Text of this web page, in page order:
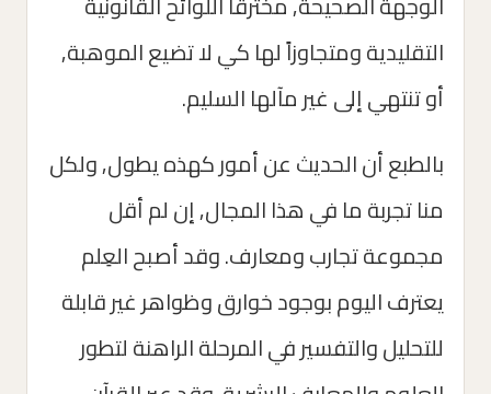
التقليدية ومتجاوزاً لها كي لا تضيع الموهبة,
أو تنتهي إلى غير مآلها السليم.
بالطبع أن الحديث عن أمور كهذه يطول, ولكل
منا تجربة ما في هذا المجال, إن لم أقل
مجموعة تجارب ومعارف. وقد أصبح العِلم
يعترف اليوم بوجود خوارق وظواهر غير قابلة
للتحليل والتفسير في المرحلة الراهنة لتطور